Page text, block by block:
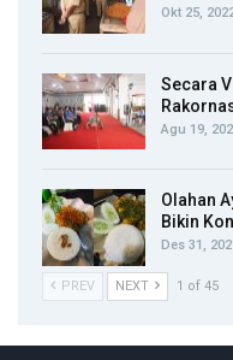
Okt 25,
Secara
Agu 19,
Olahan
Bikin
Des 31,
PREV NEXT 1 of 45